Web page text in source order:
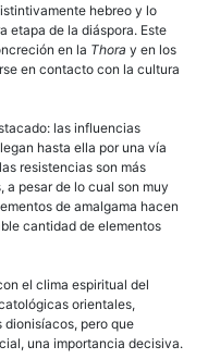
hebreo y lo
etapa de la diáspora. Este
en la Thora y en los
en contacto con la cultura
las influencias
hasta ella por una vía
resistencias son más
pesar de lo cual son muy
de amalgama hacen
cantidad de elementos
el clima espiritual del
orientales,
pero que
una importancia decisiva.